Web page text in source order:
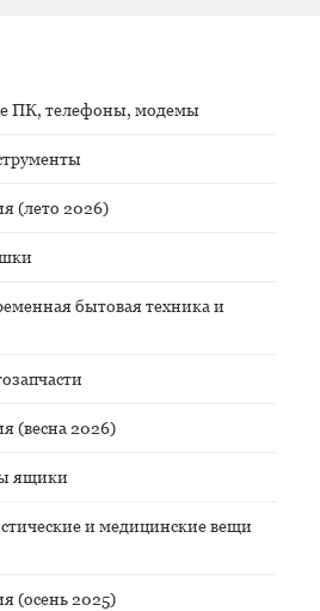
ПК, телефоны, модемы
(лето 2026)
бытовая техника и
(весна 2026)
ящики
и медицинские вещи
(осень 2025)